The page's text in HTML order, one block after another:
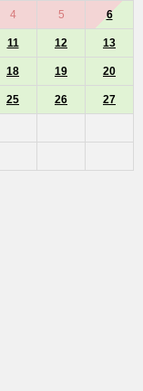
4 5 6
11 12 13
18 19 20
25 26 27